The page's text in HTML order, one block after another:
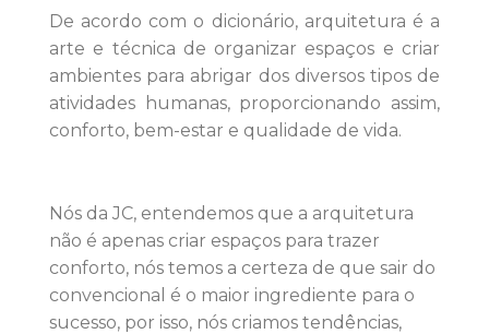
De acordo com o dicionário, arquitetura é a
arte e técnica de organizar espaços e criar
ambientes para abrigar dos diversos tipos de
atividades humanas, proporcionando assim,
conforto, bem-estar e qualidade de vida.
Nós da JC, entendemos que a arquitetura
não é apenas criar espaços para trazer
conforto, nós temos a certeza de que sair do
convencional é o maior ingrediente para o
sucesso, por isso, nós criamos tendências,